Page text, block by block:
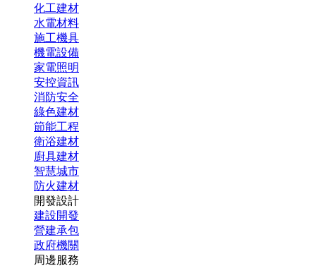
化工建材
水電材料
施工機具
機電設備
家電照明
安控資訊
消防安全
綠色建材
節能工程
衛浴建材
廚具建材
智慧城市
防火建材
開發設計
建設開發
營建承包
政府機關
周邊服務